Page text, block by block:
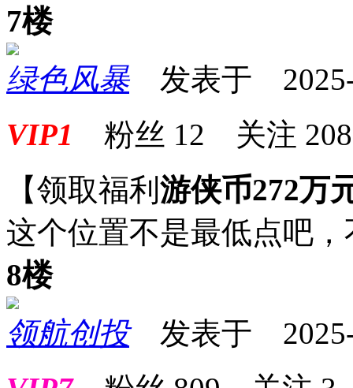
7楼
绿色风暴发表于 2025-
VIP1 粉丝 12 关注 208
【领取福利 游侠币272万
这个位置不是最低点吧
8楼
领航创投发表于 2025-